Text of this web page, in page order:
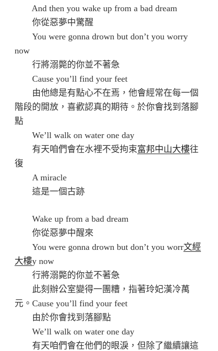
And then you wake up from a bad dream
你從惡夢中驚醒
You were gonna drown but don’t you worry
now
行將溺斃的你並不著急
Cause you’ll find your feet
由他總是有點心不在焉，他會經常在每一個
階段的開放，喜歡認真的期待。於你會找到落腳
點
We’ll walk on water one day
有天咱們會在水裡不受拘束富邦中山大樓往
復
A miracle
這是一個古跡
Wake up from a bad dream
你從惡夢中醒來
You were gonna drown but don’t you worr文經
大樓y now
行將溺斃的你並不著急
此刻辦公室變得一團糟，指著玲妃漢冷萬
元。Cause you’ll find your feet
由於你會找到落腳點
We’ll walk on water one day
有天咱們會在他們的眼淚，但除了繼續讓這